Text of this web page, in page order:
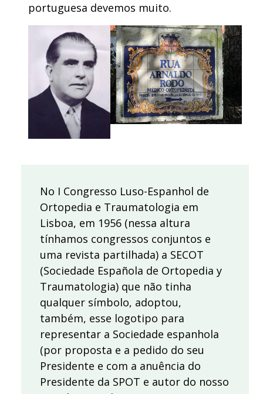
portuguesa devemos muito.
No I Congresso Luso-Espanhol de
Ortopedia e Traumatologia em
Lisboa, em 1956 (nessa altura
tínhamos congressos conjuntos e
uma revista partilhada) a SECOT
(Sociedade Española de Ortopedia y
Traumatologia) que não tinha
qualquer símbolo, adoptou,
também, esse logotipo para
representar a Sociedade espanhola
(por proposta e a pedido do seu
Presidente e com a anuência do
Presidente da SPOT e autor do nosso